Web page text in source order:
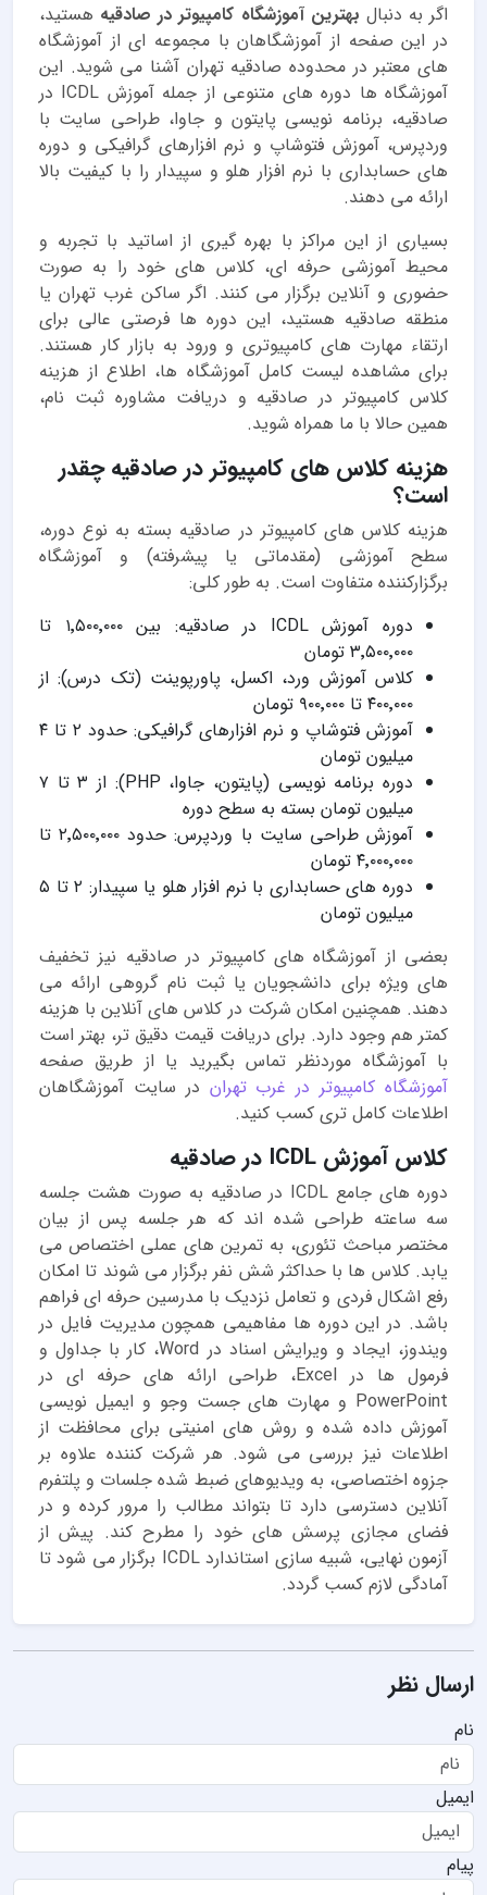
اگر به دنبال بهترین آموزشگاه کامپیوتر در صادقیه هستید،
در این صفحه از آموزشگاهان با مجموعه ای از آموزشگاه
های معتبر در محدوده صادقیه تهران آشنا می شوید. این
آموزشگاه ها دوره های متنوعی از جمله آموزش ICDL در
صادقیه، برنامه نویسی پایتون و جاوا، طراحی سایت با
وردپرس، آموزش فتوشاپ و نرم افزارهای گرافیکی و دوره
های حسابداری با نرم افزار هلو و سپیدار را با کیفیت بالا
ارائه می دهند.
بسیاری از این مراکز با بهره گیری از اساتید با تجربه و
محیط آموزشی حرفه ای، کلاس های خود را به صورت
حضوری و آنلاین برگزار می کنند. اگر ساکن غرب تهران یا
منطقه صادقیه هستید، این دوره ها فرصتی عالی برای
ارتقاء مهارت های کامپیوتری و ورود به بازار کار هستند.
برای مشاهده لیست کامل آموزشگاه ها، اطلاع از هزینه
کلاس کامپیوتر در صادقیه و دریافت مشاوره ثبت نام،
همین حالا با ما همراه شوید.
هزینه کلاس های کامپیوتر در صادقیه چقدر
است؟
هزینه کلاس های کامپیوتر در صادقیه بسته به نوع دوره،
سطح آموزشی (مقدماتی یا پیشرفته) و آموزشگاه
برگزارکننده متفاوت است. به طور کلی:
دوره آموزش ICDL در صادقیه: بین ۱٬۵۰۰٬۰۰۰ تا
۳٬۵۰۰٬۰۰۰ تومان
کلاس آموزش ورد، اکسل، پاورپوینت (تک درس): از
۴۰۰٬۰۰۰ تا ۹۰۰٬۰۰۰ تومان
آموزش فتوشاپ و نرم افزارهای گرافیکی: حدود ۲ تا ۴
میلیون تومان
دوره برنامه نویسی (پایتون، جاوا، PHP): از ۳ تا ۷
میلیون تومان بسته به سطح دوره
آموزش طراحی سایت با وردپرس: حدود ۲٬۵۰۰٬۰۰۰ تا
۴٬۰۰۰٬۰۰۰ تومان
دوره های حسابداری با نرم افزار هلو یا سپیدار: ۲ تا ۵
میلیون تومان
بعضی از آموزشگاه های کامپیوتر در صادقیه نیز تخفیف
های ویژه برای دانشجویان یا ثبت نام گروهی ارائه می
دهند. همچنین امکان شرکت در کلاس های آنلاین با هزینه
کمتر هم وجود دارد. برای دریافت قیمت دقیق تر، بهتر است
با آموزشگاه موردنظر تماس بگیرید یا از طریق صفحه
آموزشگاه کامپیوتر در غرب تهران در سایت آموزشگاهان
اطلاعات کامل تری کسب کنید.
کلاس آموزش ICDL در صادقیه
دوره های جامع ICDL در صادقیه به صورت هشت جلسه
سه ساعته طراحی شده اند که هر جلسه پس از بیان
مختصر مباحث تئوری، به تمرین های عملی اختصاص می
یابد. کلاس ها با حداکثر شش نفر برگزار می شوند تا امکان
رفع اشکال فردی و تعامل نزدیک با مدرسین حرفه ای فراهم
باشد. در این دوره ها مفاهیمی همچون مدیریت فایل در
ویندوز، ایجاد و ویرایش اسناد در Word، کار با جداول و
فرمول ها در Excel، طراحی ارائه های حرفه ای در
PowerPoint و مهارت های جست وجو و ایمیل نویسی
آموزش داده شده و روش های امنیتی برای محافظت از
اطلاعات نیز بررسی می شود. هر شرکت کننده علاوه بر
جزوه اختصاصی، به ویدیوهای ضبط شده جلسات و پلتفرم
آنلاین دسترسی دارد تا بتواند مطالب را مرور کرده و در
فضای مجازی پرسش های خود را مطرح کند. پیش از
آزمون نهایی، شبیه سازی استاندارد ICDL برگزار می شود تا
آمادگی لازم کسب گردد.
ارسال نظر
نام
ایمیل
پیام